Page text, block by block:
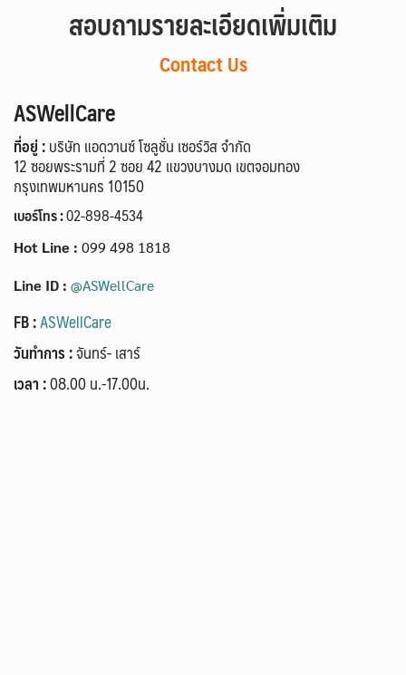
สอบถามรายละเอียดเพิ่มเติม
Contact Us
ASWellCare
ที่อยู่ :บริษัท แอดวานซ์ โซลูชั่น เซอร์วิส จำกัด
12 ซอยพระรามที่ 2 ซอย 42 แขวงบางมด เขตจอมทอง
กรุงเทพมหานคร 10150
เบอร์โทร :02-898-4534
Hot Line : 099 498 1818
Line ID : @ASWellCare
FB :ASWellCare
วันทำการ :จันทร์- เสาร์
เวลา :08.00 น.-17.00น.